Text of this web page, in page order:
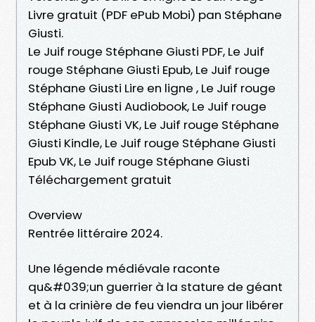
Livre gratuit (PDF ePub Mobi) pan Stéphane
Giusti.
Le Juif rouge Stéphane Giusti PDF, Le Juif
rouge Stéphane Giusti Epub, Le Juif rouge
Stéphane Giusti Lire en ligne , Le Juif rouge
Stéphane Giusti Audiobook, Le Juif rouge
Stéphane Giusti VK, Le Juif rouge Stéphane
Giusti Kindle, Le Juif rouge Stéphane Giusti
Epub VK, Le Juif rouge Stéphane Giusti
Téléchargement gratuit
Overview
Rentrée littéraire 2024.
Une légende médiévale raconte
qu&#039;un guerrier à la stature de géant
et à la crinière de feu viendra un jour libérer